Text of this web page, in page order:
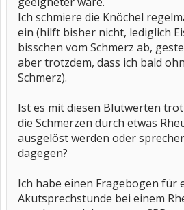
Ich schmiere die Knöchel
ein (hilft bisher nicht, lediglich
bisschen vom Schmerz ab,
aber trotzdem, dass ich bald
Schmerz).
Ist es mit diesen Blutwerten
die Schmerzen durch etwas
ausgelöst werden oder
dagegen?
Ich habe einen Fragebogen für
Akutsprechstunde bei einem